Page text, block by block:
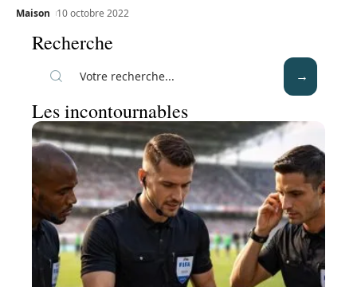
Maison 10 octobre 2022
Recherche
Les incontournables